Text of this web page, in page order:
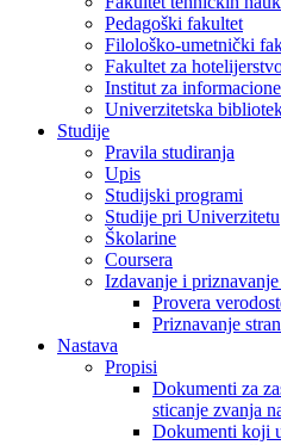
Pedagoški fakultet
Filološko-umetnički
Fakultet za
Institut za
Univerzitetska
Studije
Pravila studiranja
Upis
Studijski programi
Studije pri Univerzitetu
Školarine
Coursera
Izdavanje i
Provera
Priznavanje
Nastava
Propisi
Dokumenti za
sticanje zvanja
Dokumenti koji